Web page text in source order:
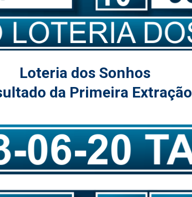
Loteria dos Sonhos
da Primeira Extração